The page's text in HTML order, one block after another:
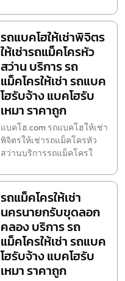
รถแบคโฮให้เช่าพิจิตร
ให้เช่ารถแม็คโครหัว
สว่าน บริการ รถ
แม็คโครให้เช่า รถแบค
โฮรับจ้าง แบคโฮรับ
เหมา ราคาถูก
แบคโฮ.com รถแบคโฮให้เช่า
พิจิตรให้เช่ารถแม็คโครหัว
สว่านบริการรถแม็คโครใ
รถแม็คโครให้เช่า
นครนายกรับขุดลอก
คลอง บริการ รถ
แม็คโครให้เช่า รถแบค
โฮรับจ้าง แบคโฮรับ
เหมา ราคาถูก